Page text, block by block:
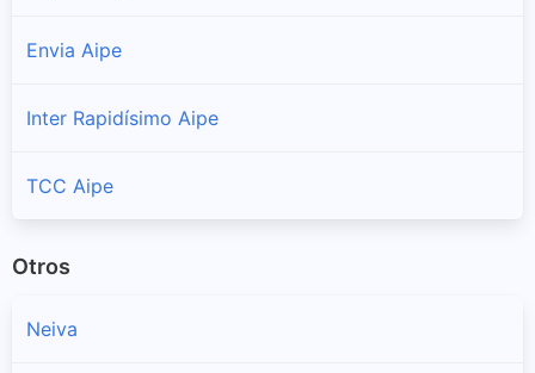
Envia Aipe
Inter Rapidísimo Aipe
TCC Aipe
Otros
Neiva